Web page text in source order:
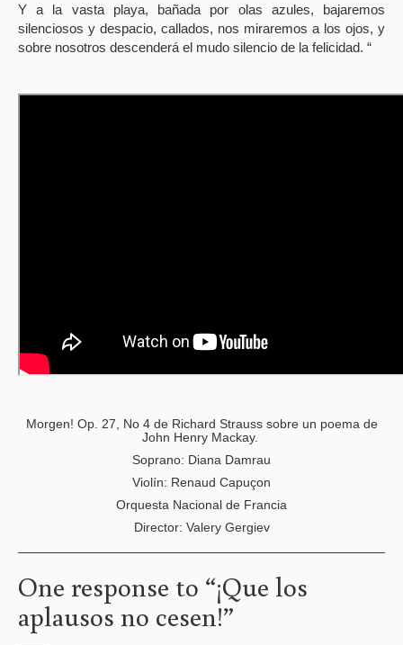
Y a la vasta playa, bañada por olas azules, bajaremos
silenciosos y despacio, callados, nos miraremos a los ojos, y
sobre nosotros descenderá el mudo silencio de la felicidad. “
Morgen! Op. 27, No 4 de Richard Strauss sobre un poema de
John Henry Mackay.
Soprano: Diana Damrau
Violín: Renaud Capuçon
Orquesta Nacional de Francia
Director: Valery Gergiev
One response to “¡Que los
aplausos no cesen!”